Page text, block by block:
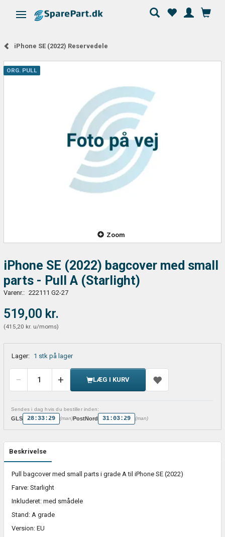
Skifte navigation
iPhone SE (2022) Reservedele
ORG. PULL
Zoom
iPhone SE (2022) bagcover med small
parts - Pull A (Starlight)
Varenr.: 222111 G2-27
519,00 kr.
(415,20 kr. u/moms)
Lager: 1 stk på lager
LÆG I KURV
Sendes i dag hvis du bestiller inden:
GLS 28:33:29 (man)PostNord 31:03:29 (man)
Beskrivelse
Pull bagcover med small parts i grade A til iPhone SE (2022)
Farve: Starlight
Inkluderet: med smådele
Stand: A grade
Version: EU